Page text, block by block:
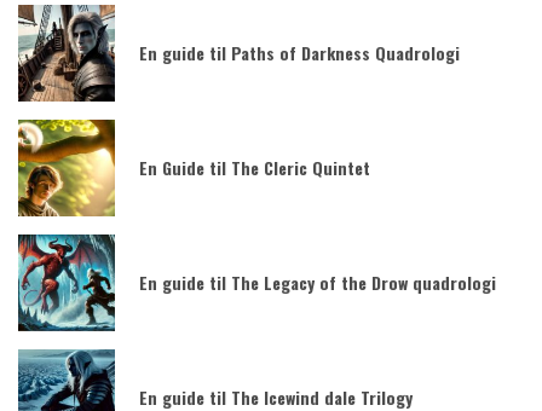
En guide til Paths of Darkness Quadrologi
En Guide til The Cleric Quintet
En guide til The Legacy of the Drow quadrologi
En guide til The Icewind dale Trilogy